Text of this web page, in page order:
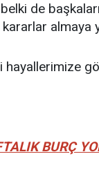
de
almaya
BURÇ